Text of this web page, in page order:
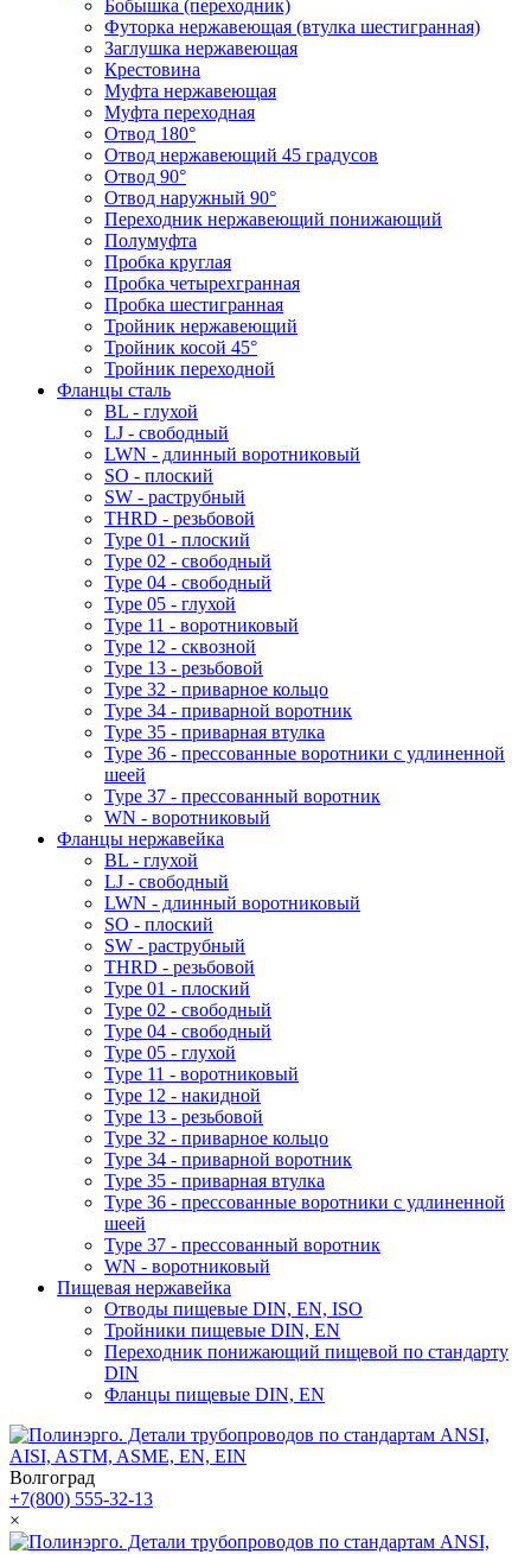
Бобышка (переходник)
Футорка нержавеющая (втулка шестигранная)
Заглушка нержавеющая
Крестовина
Муфта нержавеющая
Муфта переходная
Отвод 180°
Отвод нержавеющий 45 градусов
Отвод 90°
Отвод наружный 90°
Переходник нержавеющий понижающий
Полумуфта
Пробка круглая
Пробка четырехгранная
Пробка шестигранная
Тройник нержавеющий
Тройник косой 45°
Тройник переходной
Фланцы сталь
BL - глухой
LJ - свободный
LWN - длинный воротниковый
SO - плоский
SW - раструбный
THRD - резьбовой
Type 01 - плоский
Type 02 - свободный
Type 04 - свободный
Type 05 - глухой
Type 11 - воротниковый
Type 12 - сквозной
Type 13 - резьбовой
Type 32 - приварное кольцо
Type 34 - приварной воротник
Type 35 - приварная втулка
Type 36 - прессованные воротники с удлиненной
шеей
Type 37 - прессованный воротник
WN - воротниковый
Фланцы нержавейка
BL - глухой
LJ - свободный
LWN - длинный воротниковый
SO - плоский
SW - раструбный
THRD - резьбовой
Type 01 - плоский
Type 02 - свободный
Type 04 - свободный
Type 05 - глухой
Type 11 - воротниковый
Type 12 - накидной
Type 13 - резьбовой
Type 32 - приварное кольцо
Type 34 - приварной воротник
Type 35 - приварная втулка
Type 36 - прессованные воротники с удлиненной
шеей
Type 37 - прессованный воротник
WN - воротниковый
Пищевая нержавейка
Отводы пищевые DIN, EN, ISO
Тройники пищевые DIN, EN
Переходник понижающий пищевой по стандарту
DIN
Фланцы пищевые DIN, EN
Волгоград
+7(800) 555-32-13
×